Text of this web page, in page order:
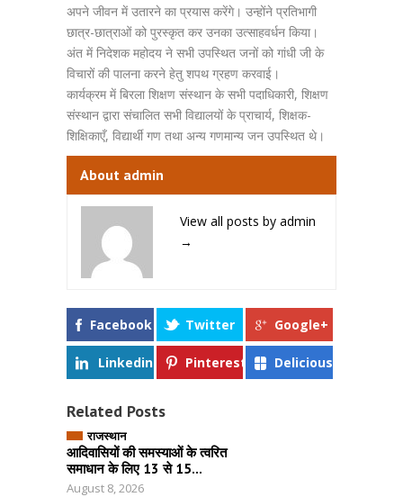
अपने जीवन में उतारने का प्रयास करेंगे। उन्होंने प्रतिभागी
छात्र-छात्राओं को पुरस्कृत कर उनका उत्साहवर्धन किया।
अंत में निदेशक महोदय ने सभी उपस्थित जनों को गांधी जी के
विचारों की पालना करने हेतु शपथ ग्रहण करवाई।
कार्यक्रम में बिरला शिक्षण संस्थान के सभी पदाधिकारी, शिक्षण
संस्थान द्वारा संचालित सभी विद्यालयों के प्राचार्य, शिक्षक-
शिक्षिकाएँ, विद्यार्थी गण तथा अन्य गणमान्य जन उपस्थित थे।
About admin
View all posts by admin
→
Facebook Twitter Google+
Linkedin Pinterest Delicious
Related Posts
राजस्थान
आदिवासियों की समस्याओं के त्वरित
समाधान के लिए 13 से 15...
August 8, 2026